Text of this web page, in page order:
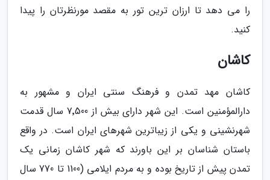
را می دهد تا ارزان ترین تور به مقصد مورنظرتان را پیدا
کنید.
کاشان
کاشان مهد تمدن و فرهنگ سنتی ایران و مشهور به
دارالمؤمنین است. این شهر دارای بیش از 7٬500 سال قدمت
شهرنشینی و یکی از زیباترین شهرهای ایران است. در واقع
باستان شناسان بر این باورند که شهر کاشان زمانی یک
تمدن پیش از تاریخ بوده و به مردم ایلامی (1100 تا 770 سال